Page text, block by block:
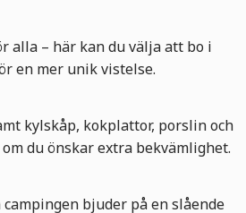
alla – här kan du välja att bo i
en mer unik vistelse.
kylskåp, kokplattor, porslin och
du önskar extra bekvämlighet.
bjuder på en slående